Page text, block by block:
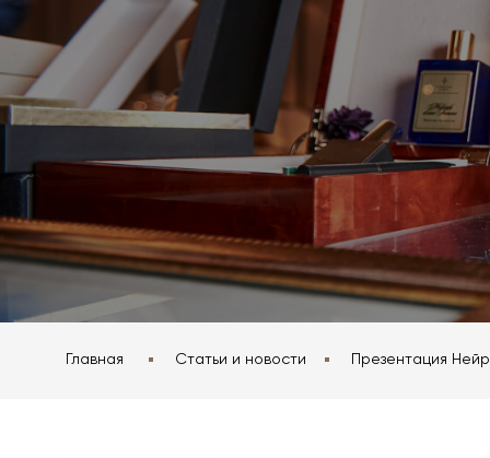
Главная Статьи и новости Презентация